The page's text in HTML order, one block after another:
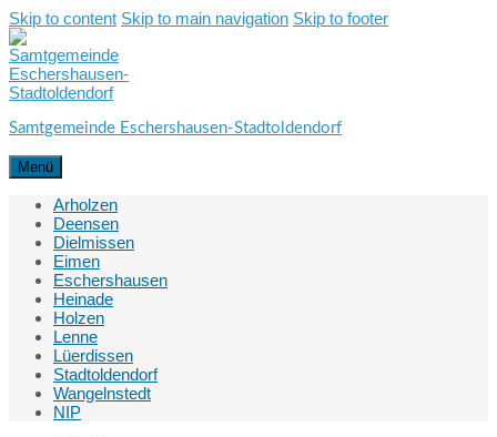
Skip to content Skip to main navigation Skip to footer
Samtgemeinde Eschershausen-Stadtoldendorf
Menü
Arholzen
Deensen
Dielmissen
Eimen
Eschershausen
Heinade
Holzen
Lenne
Lüerdissen
Stadtoldendorf
Wangelnstedt
NIP